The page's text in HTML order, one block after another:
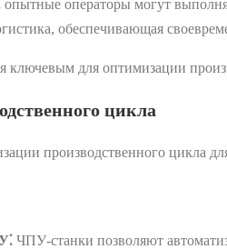
опытные операторы могут
обеспечивающая
ключевым для оптимизации
цикла
производственного цикла
ЧПУ-станки позволяют